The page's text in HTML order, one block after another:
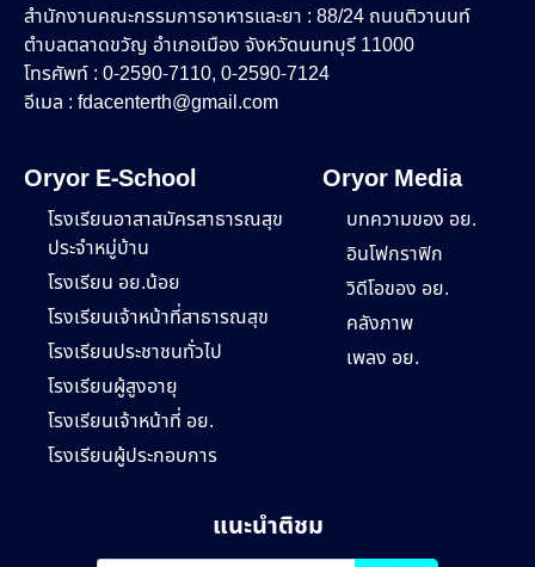
สำนักงานคณะกรรมการอาหารและยา : 88/24 ถนนติวานนท์
ตำบลตลาดขวัญ อำเภอเมือง จังหวัดนนทบุรี 11000
โทรศัพท์ : 0-2590-7110, 0-2590-7124
อีเมล : fdacenterth@gmail.com
Oryor E-School
โรงเรียนอาสาสมัครสาธารณสุข
ประจำหมู่บ้าน
โรงเรียน อย.น้อย
โรงเรียนเจ้าหน้าที่สาธารณสุข
โรงเรียนประชาชนทั่วไป
โรงเรียนผู้สูงอายุ
โรงเรียนเจ้าหน้าที่ อย.
โรงเรียนผู้ประกอบการ
Oryor Media
บทความของ อย.
อินโฟกราฟิก
วิดีโอของ อย.
คลังภาพ
เพลง อย.
แนะนำติชม